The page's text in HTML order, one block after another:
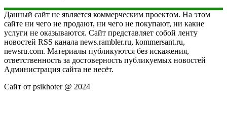
Данный сайт не является коммерческим проектом. На этом
сайте ни чего не продают, ни чего не покупают, ни какие
услуги не оказываются. Сайт представляет собой ленту
новостей RSS канала news.rambler.ru, kommersant.ru,
newsru.com. Материалы публикуются без искажения,
ответственность за достоверность публикуемых новостей
Администрация сайта не несёт.
Сайт от psikhoter @ 2024